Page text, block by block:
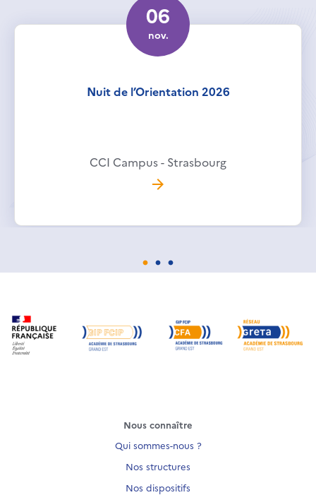
06
nov.
Nuit de l’Orientation 2026
CCI Campus - Strasbourg
Nous connaître
Qui sommes-nous ?
Nos structures
Nos dispositifs